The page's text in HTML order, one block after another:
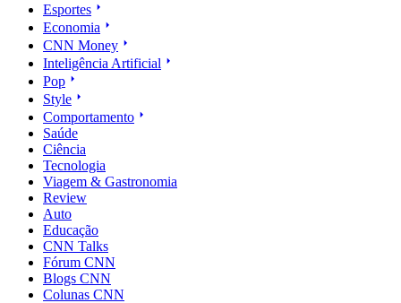
Esportes
Economia
CNN Money
Inteligência Artificial
Pop
Style
Comportamento
Saúde
Ciência
Tecnologia
Viagem & Gastronomia
Review
Auto
Educação
CNN Talks
Fórum CNN
Blogs CNN
Colunas CNN